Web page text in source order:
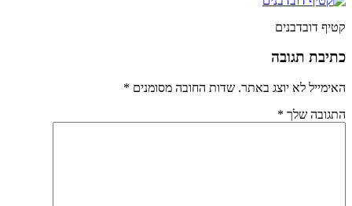
קטיף דובדבנים
כתיבת תגובה
האימייל לא יוצג באתר. שדות החובה מסומנים *
התגובה שלך *